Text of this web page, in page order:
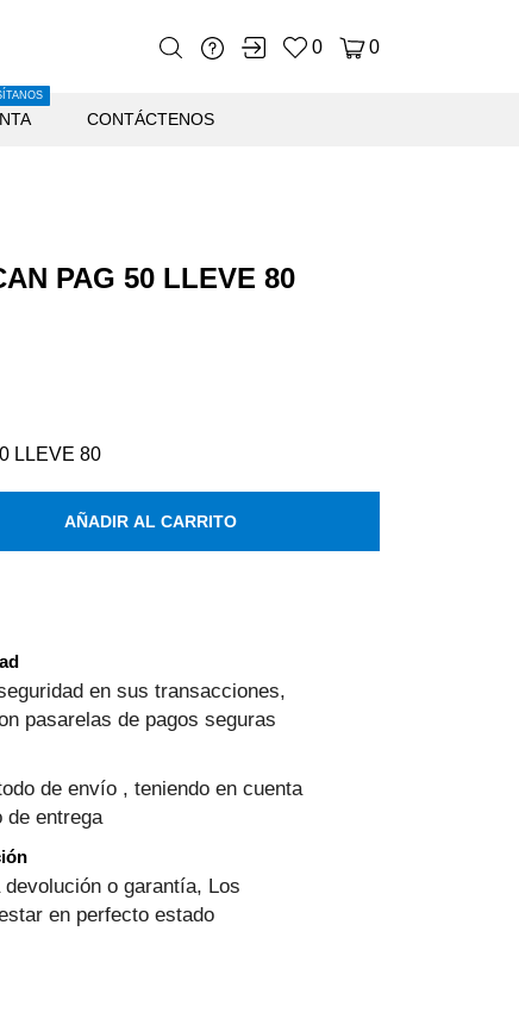
0 0
CONTÁCTENOS
PAG 50 LLEVE 80
LLEVE 80
AÑADIR AL CARRITO
en sus transacciones,
pasarelas de pagos seguras
de envío , teniendo en cuenta
de entrega
o garantía, Los
en perfecto estado